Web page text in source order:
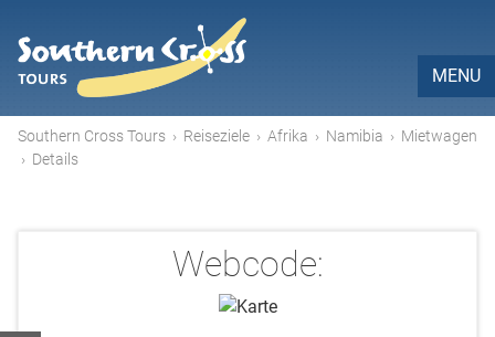
MENU
Southern Cross Tours › Reiseziele › Afrika › Namibia › Mietwagen
› Details
Webcode: